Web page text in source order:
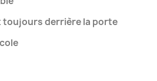
toujours derrière la porte